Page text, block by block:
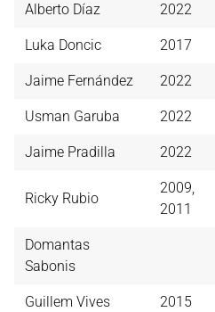
Alberto Díaz 2022
Luka Doncic 2017
Jaime Fernández 2022
Usman Garuba 2022
Jaime Pradilla 2022
Ricky Rubio
2009,
2011
Domantas
Sabonis
Guillem Vives 2015